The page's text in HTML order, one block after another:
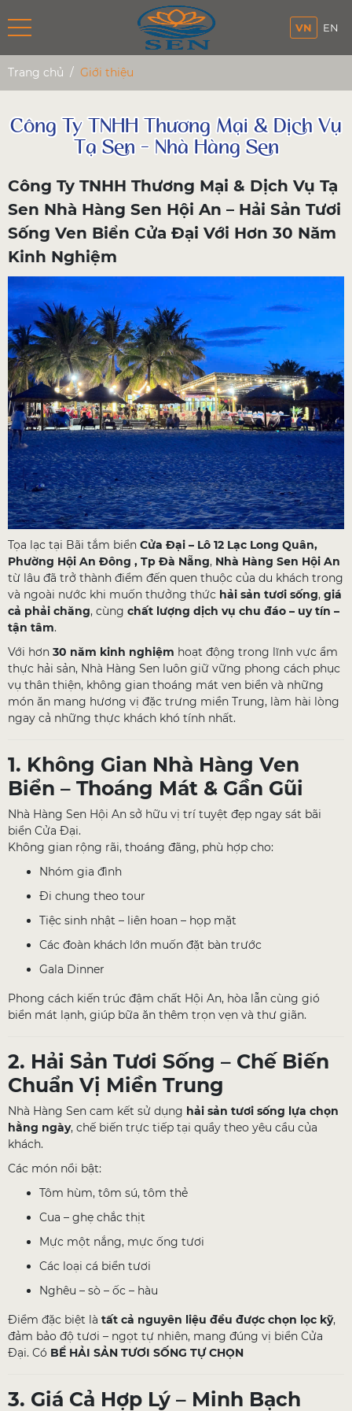
VN EN
Trang chủ Giới thiệu
Công Ty TNHH Thương Mại & Dịch Vụ
Tạ Sen - Nhà Hàng Sen
Công Ty TNHH Thương Mại & Dịch Vụ Tạ
Sen Nhà Hàng Sen Hội An – Hải Sản Tươi
Sống Ven Biển Cửa Đại Với Hơn 30 Năm
Kinh Nghiệm
Tọa lạc tại Bãi tắm biển Cửa Đại – Lô 12 Lạc Long Quân,
Phường Hội An Đông , Tp Đà Nẵng, Nhà Hàng Sen Hội An
từ lâu đã trở thành điểm đến quen thuộc của du khách trong
và ngoài nước khi muốn thưởng thức hải sản tươi sống, giá
cả phải chăng, cùng chất lượng dịch vụ chu đáo – uy tín –
tận tâm.
Với hơn 30 năm kinh nghiệm hoạt động trong lĩnh vực ẩm
thực hải sản, Nhà Hàng Sen luôn giữ vững phong cách phục
vụ thân thiện, không gian thoáng mát ven biển và những
món ăn mang hương vị đặc trưng miền Trung, làm hài lòng
ngay cả những thực khách khó tính nhất.
1. Không Gian Nhà Hàng Ven
Biển – Thoáng Mát & Gần Gũi
Nhà Hàng Sen Hội An sở hữu vị trí tuyệt đẹp ngay sát bãi
biển Cửa Đại.
Không gian rộng rãi, thoáng đãng, phù hợp cho:
Nhóm gia đình
Đi chung theo tour
Tiệc sinh nhật – liên hoan – họp mặt
Các đoàn khách lớn muốn đặt bàn trước
Gala Dinner
Phong cách kiến trúc đậm chất Hội An, hòa lẫn cùng gió
biển mát lạnh, giúp bữa ăn thêm trọn vẹn và thư giãn.
2. Hải Sản Tươi Sống – Chế Biến
Chuẩn Vị Miền Trung
Nhà Hàng Sen cam kết sử dụng hải sản tươi sống lựa chọn
hằng ngày, chế biến trực tiếp tại quầy theo yêu cầu của
khách.
Các món nổi bật:
Tôm hùm, tôm sú, tôm thẻ
Cua – ghẹ chắc thịt
Mực một nắng, mực ống tươi
Các loại cá biển tươi
Nghêu – sò – ốc – hàu
Điểm đặc biệt là tất cả nguyên liệu đều được chọn lọc kỹ,
đảm bảo độ tươi – ngọt tự nhiên, mang đúng vị biển Cửa
Đại. Có BỂ HẢI SẢN TƯƠI SỐNG TỰ CHỌN
3. Giá Cả Hợp Lý – Minh Bạch